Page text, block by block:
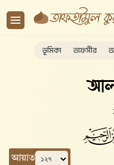
ভূমিকা তাফসীর
আল
আয়াত